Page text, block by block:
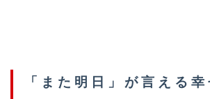
「 ま た 明 日 」 が 言 え る